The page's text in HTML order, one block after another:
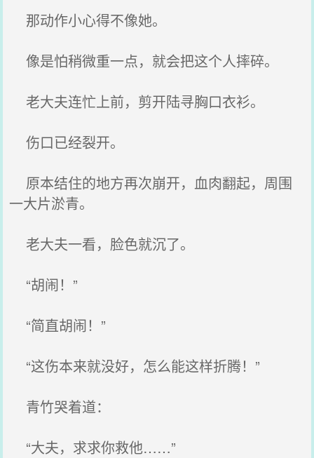
那动作小心得不像她。
像是怕稍微重一点，就会把这个人摔碎。
老大夫连忙上前，剪开陆寻胸口衣衫。
伤口已经裂开。
原本结住的地方再次崩开，血肉翻起，周围
一大片淤青。
老大夫一看，脸色就沉了。
“胡闹！”
“简直胡闹！”
“这伤本来就没好，怎么能这样折腾！”
青竹哭着道：
“大夫，求求你救他……”